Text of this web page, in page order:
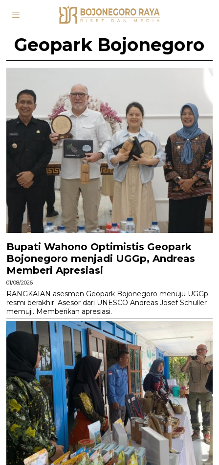
Geopark Bojonegoro
Bupati Wahono Optimistis Geopark
Bojonegoro menjadi UGGp, Andreas
Memberi Apresiasi
01/08/2026
RANGKAIAN asesmen Geopark Bojonegoro menuju UGGp
resmi berakhir. Asesor dari UNESCO Andreas Josef Schuller
memuji. Memberikan apresiasi.